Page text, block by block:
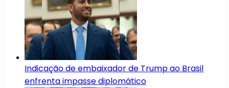
Indicação de embaixador de Trump ao Brasil
enfrenta impasse diplomático